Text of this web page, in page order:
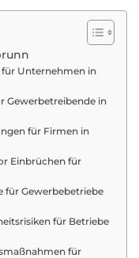
Unternehmen in
Gewerbetreibende in
für Firmen in
Einbrüchen für
für Gewerbebetriebe
für Betriebe
für